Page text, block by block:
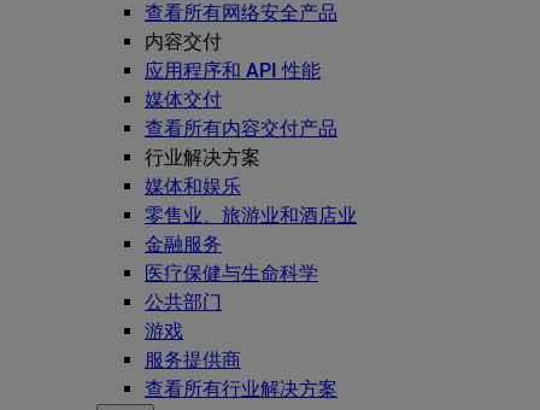
查看所有网络安全产品
内容交付
应用程序和 API 性能
媒体交付
查看所有内容交付产品
行业解决方案
媒体和娱乐
零售业、旅游业和酒店业
金融服务
医疗保健与生命科学
公共部门
游戏
服务提供商
查看所有行业解决方案